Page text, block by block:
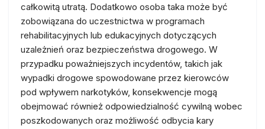
całkowitą utratą. Dodatkowo osoba taka może być
zobowiązana do uczestnictwa w programach
rehabilitacyjnych lub edukacyjnych dotyczących
uzależnień oraz bezpieczeństwa drogowego. W
przypadku poważniejszych incydentów, takich jak
wypadki drogowe spowodowane przez kierowców
pod wpływem narkotyków, konsekwencje mogą
obejmować również odpowiedzialność cywilną wobec
poszkodowanych oraz możliwość odbycia kary